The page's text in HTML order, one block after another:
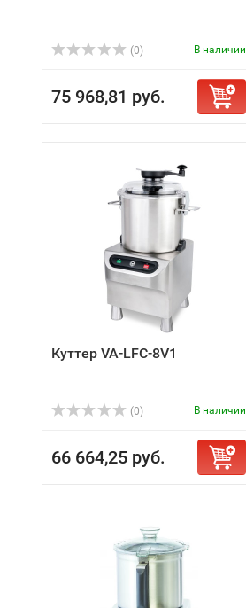
(0) В наличии
75 968,81 руб.
Куттер VA-LFC-8V1
(0) В наличии
66 664,25 руб.